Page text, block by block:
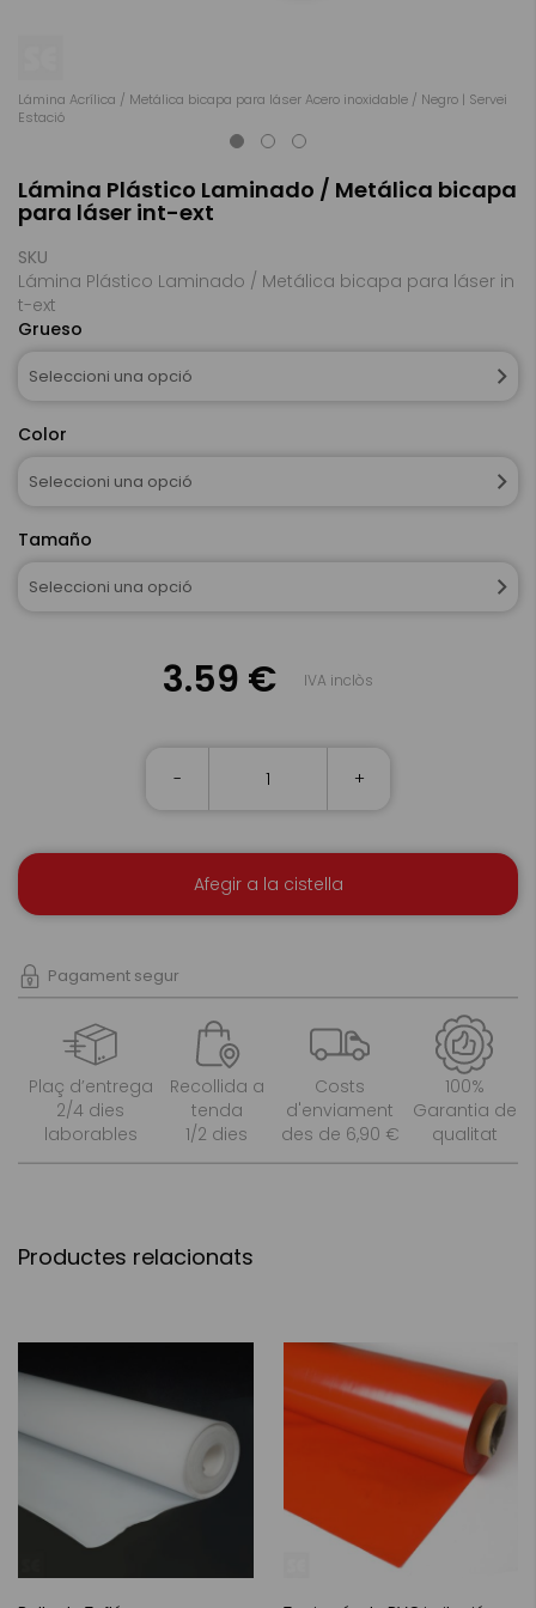
Lámina Plástico Laminado / Metálica bicapa
para láser int-ext
SKU
Lámina Plástico Laminado / Metálica bicapa para láser in
t-ext
Grueso
Seleccioni una opció
Color
Seleccioni una opció
Tamaño
Seleccioni una opció
3.59 € IVA inclòs
- +
Afegir a la cistella
Pagament segur
Plaç d’entrega
2/4 dies
laborables
Recollida a
tenda
1/2 dies
Costs
d'enviament
des de 6,90 €
100%
Garantia de
qualitat
Lámina Acrílica / Metálica bicapa para láser Acero inoxidable / Negro | Servei
Estació
to
the
beginning
of
the
images
gallery
Productes relacionats